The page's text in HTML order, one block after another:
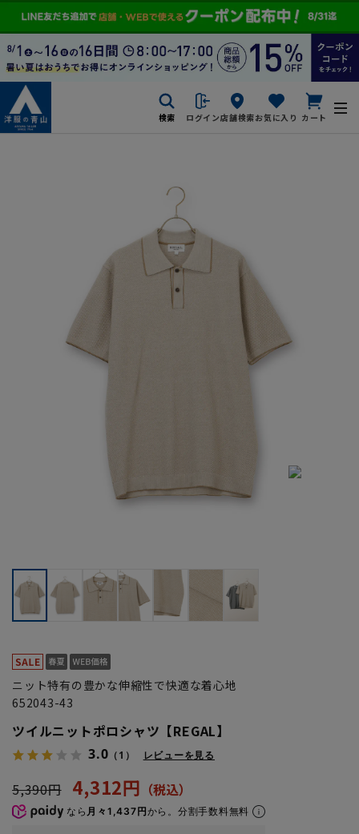
検索 ログイン店舗検索お気に入り カート
ニット特有の豊かな伸縮性で快適な着心地
652043-43
ツイルニットポロシャツ【REGAL】
3.0 （1） レビューを見る
5,390円 4,312円
なら 月々1,437円から。分割手数料無料